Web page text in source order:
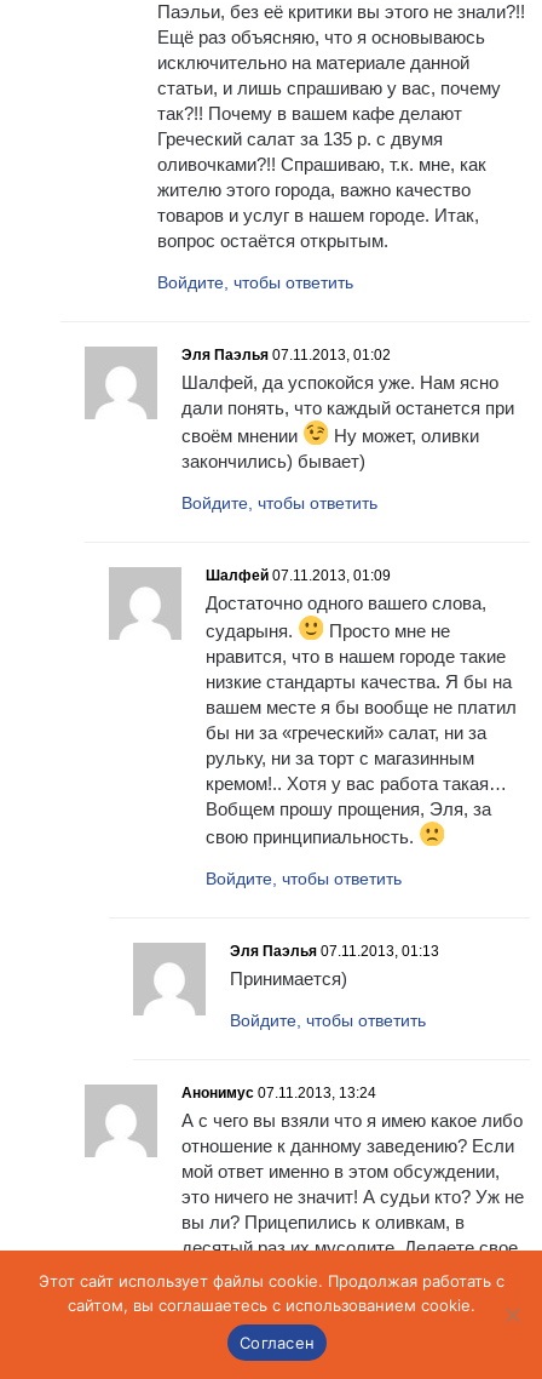
Паэльи, без её критики вы этого не знали?!!
Ещё раз объясняю, что я основываюсь
исключительно на материале данной
статьи, и лишь спрашиваю у вас, почему
так?!! Почему в вашем кафе делают
Греческий салат за 135 р. с двумя
оливочками?!! Спрашиваю, т.к. мне, как
жителю этого города, важно качество
товаров и услуг в нашем городе. Итак,
вопрос остаётся открытым.
Войдите, чтобы ответить
Эля Паэлья 07.11.2013, 01:02
Шалфей, да успокойся уже. Нам ясно
дали понять, что каждый останется при
своём мнении
Ну может, оливки
закончились) бывает)
Войдите, чтобы ответить
Шалфей 07.11.2013, 01:09
Достаточно одного вашего слова,
сударыня.
Просто мне не
нравится, что в нашем городе такие
низкие стандарты качества. Я бы на
вашем месте я бы вообще не платил
бы ни за «греческий» салат, ни за
рульку, ни за торт с магазинным
кремом!.. Хотя у вас работа такая…
Вобщем прошу прощения, Эля, за
свою принципиальность.
Войдите, чтобы ответить
Эля Паэлья 07.11.2013, 01:13
Принимается)
Войдите, чтобы ответить
Анонимус 07.11.2013, 13:24
А с чего вы взяли что я имею какое либо
отношение к данному заведению? Если
мой ответ именно в этом обсуждении,
это ничего не значит! А судьи кто? Уж не
вы ли? Прицепились к оливкам, в
десятый раз их мусолите. Делаете свое
дело на благо церкви вот и старайтесь
на этом поприще, личность вы
несчастная.Как моська. нашли проблему
и тему для обсуждений, если вы такой
Этот сайт использует файлы cookie. Продолжая работать с
сайтом, вы соглашаетесь с использованием cookie.
Согласен